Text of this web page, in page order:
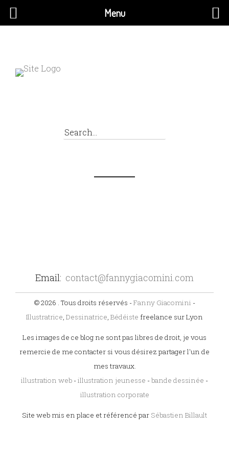
Email: contact@fannygiacomini.com
© 2026 . Tous droits réservés -Fanny Giacomini -
Illustratrice, Dessinatrice, Bédéiste freelance sur Lyon
Les images de ce blog ne sont pas libres de droit, je vous
remercie de me contacter si vous désirez partager l'un de
mes travaux.
illustration web -illustration jeunesse -bande dessinée -
illustration corporate
Site web mis en place et référencé par Sébastien Billault
Menu